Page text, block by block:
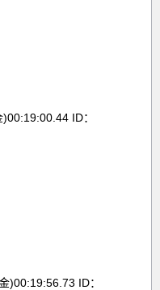
ID：
)00:19:56.73 ID：